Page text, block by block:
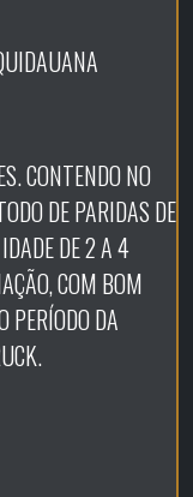
CONTENDO NO
DE PARIDAS DE
DE 2 A 4
COM BOM
PERÍODO DA